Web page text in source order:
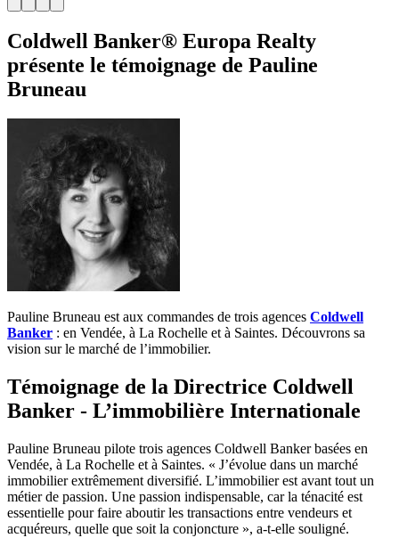
Coldwell Banker® Europa Realty
présente le témoignage de Pauline
Bruneau
Pauline Bruneau est aux commandes de trois agences Coldwell
Banker : en Vendée, à La Rochelle et à Saintes. Découvrons sa
vision sur le marché de l’immobilier.
Témoignage de la Directrice Coldwell
Banker - L’immobilière Internationale
Pauline Bruneau pilote trois agences Coldwell Banker basées en
Vendée, à La Rochelle et à Saintes. « J’évolue dans un marché
immobilier extrêmement diversifié. L’immobilier est avant tout un
métier de passion. Une passion indispensable, car la ténacité est
essentielle pour faire aboutir les transactions entre vendeurs et
acquéreurs, quelle que soit la conjoncture », a-t-elle souligné.